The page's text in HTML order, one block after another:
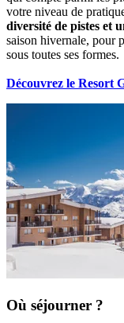
votre niveau de
diversité de pistes et
saison hivernale, pour
sous toutes ses formes.
Découvrez le Resort
Où séjourner ?